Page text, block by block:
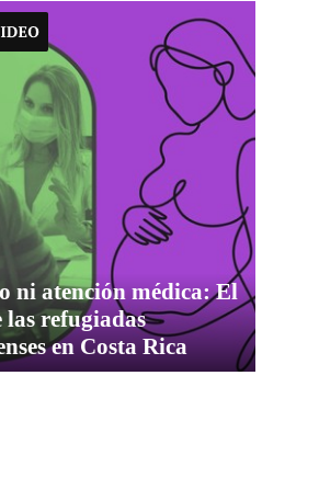
ni atención médica: El
las refugiadas
en Costa Rica